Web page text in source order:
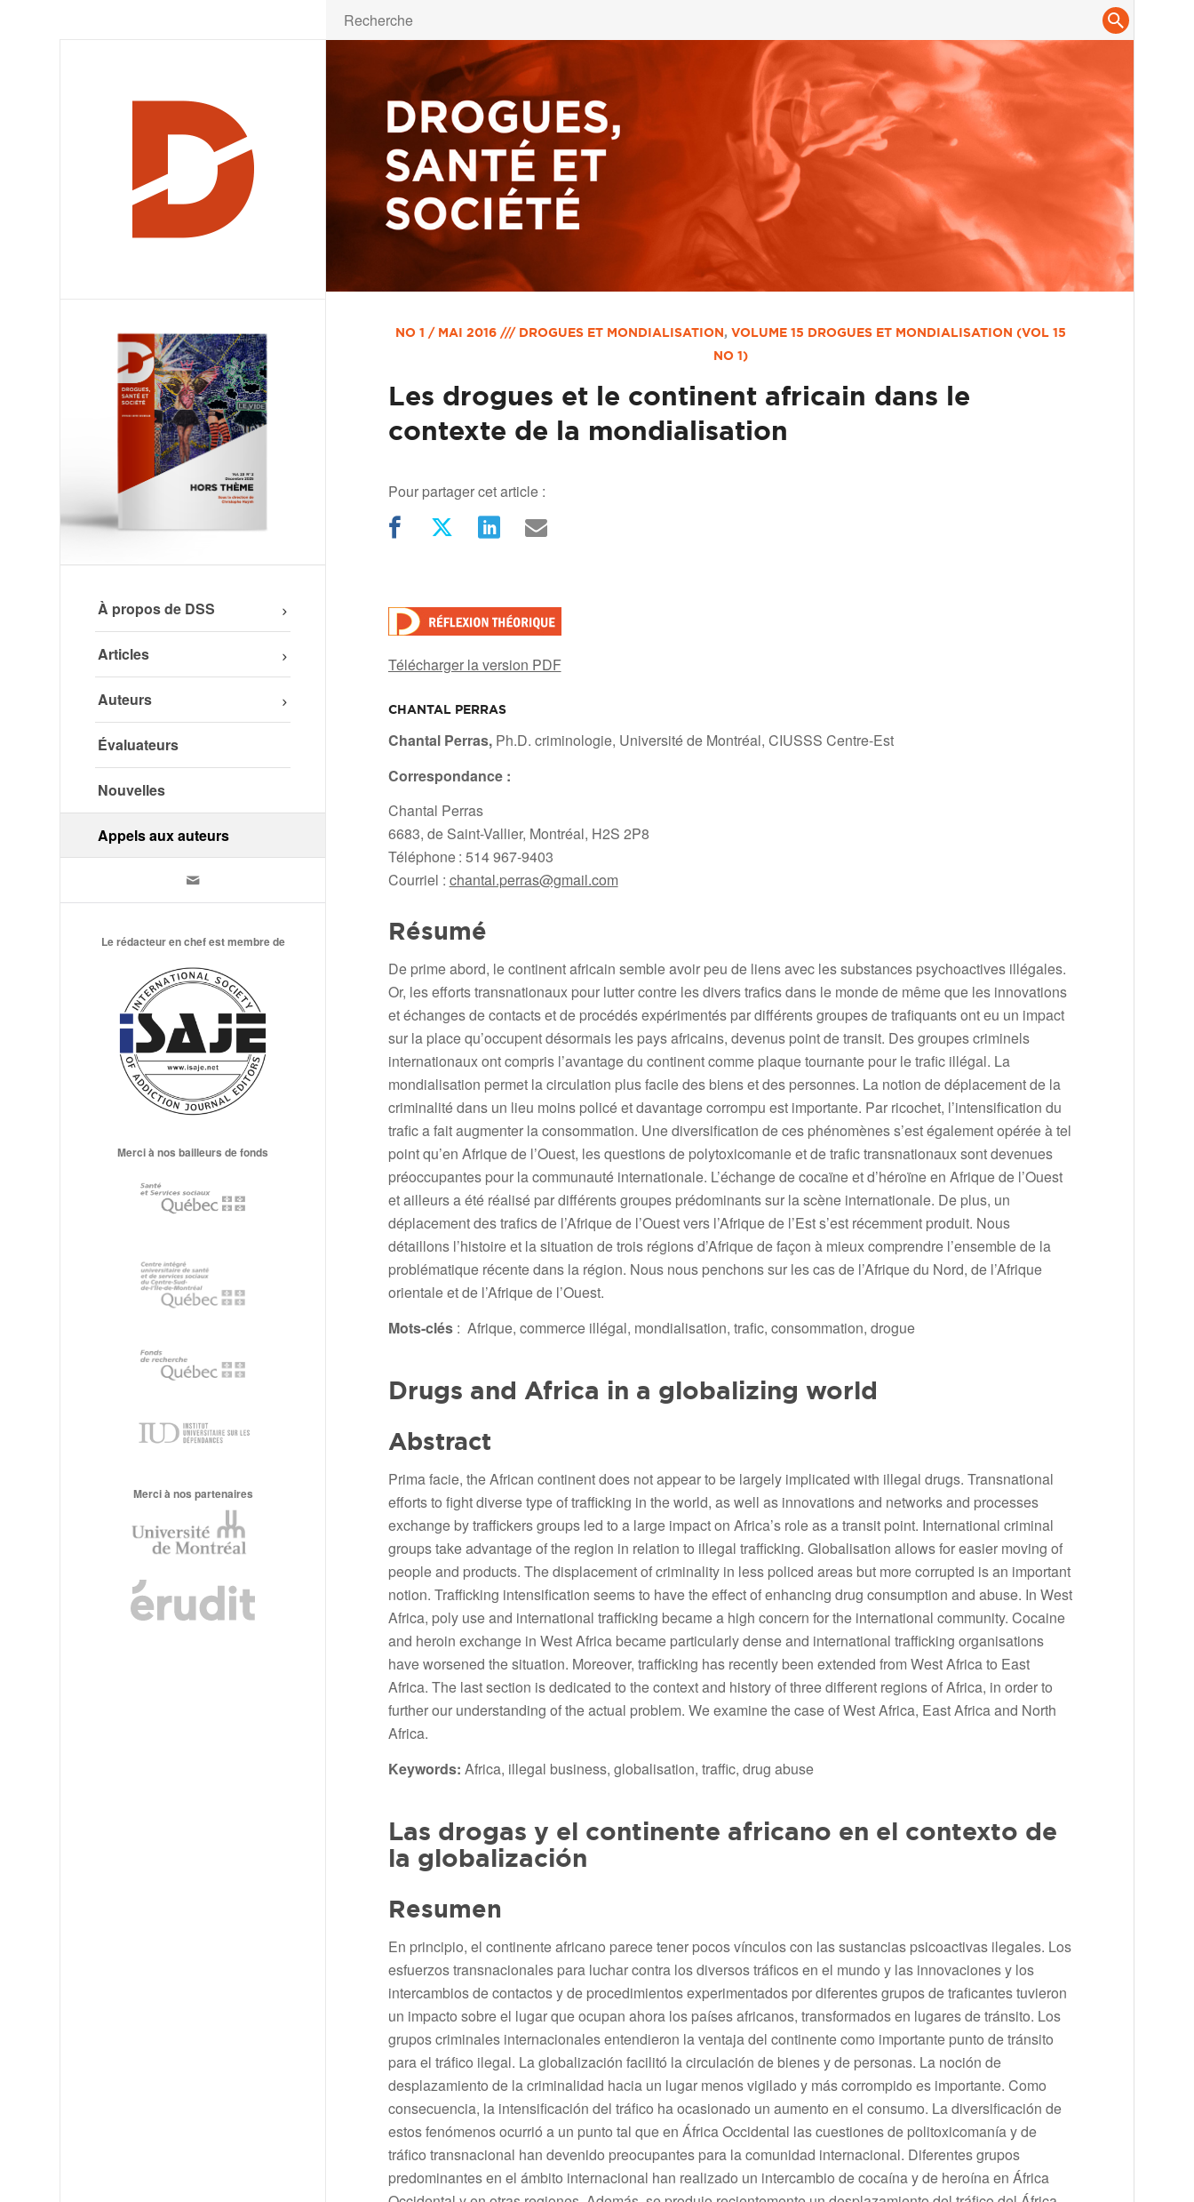
À propos de DSS
Articles
Auteurs
Évaluateurs
Nouvelles
Appels aux auteurs
Le rédacteur en chef est membre de
Merci à nos bailleurs de fonds
Merci à nos partenaires
NO 1 / MAI 2016 /// DROGUES ET MONDIALISATION, VOLUME 15 DROGUES ET MONDIALISATION (VOL 15
NO 1)
Les drogues et le continent africain dans le
contexte de la mondialisation
Pour partager cet article :
Télécharger la version PDF
CHANTAL PERRAS
Chantal Perras, Ph.D. criminologie, Université de Montréal, CIUSSS Centre-Est
Correspondance :
Chantal Perras
6683, de Saint-Vallier, Montréal, H2S 2P8
Téléphone : 514 967-9403
Courriel : chantal.perras@gmail.com
Résumé
De prime abord, le continent africain semble avoir peu de liens avec les substances psychoactives illégales.
Or, les efforts transnationaux pour lutter contre les divers trafics dans le monde de même que les innovations
et échanges de contacts et de procédés expérimentés par différents groupes de trafiquants ont eu un impact
sur la place qu’occupent désormais les pays africains, devenus point de transit. Des groupes criminels
internationaux ont compris l’avantage du continent comme plaque tournante pour le trafic illégal. La
mondialisation permet la circulation plus facile des biens et des personnes. La notion de déplacement de la
criminalité dans un lieu moins policé et davantage corrompu est importante. Par ricochet, l’intensification du
trafic a fait augmenter la consommation. Une diversification de ces phénomènes s’est également opérée à tel
point qu’en Afrique de l’Ouest, les questions de polytoxicomanie et de trafic transnationaux sont devenues
préoccupantes pour la communauté internationale. L’échange de cocaïne et d’héroïne en Afrique de l’Ouest
et ailleurs a été réalisé par différents groupes prédominants sur la scène internationale. De plus, un
déplacement des trafics de l’Afrique de l’Ouest vers l’Afrique de l’Est s’est récemment produit. Nous
détaillons l’histoire et la situation de trois régions d’Afrique de façon à mieux comprendre l’ensemble de la
problématique récente dans la région. Nous nous penchons sur les cas de l’Afrique du Nord, de l’Afrique
orientale et de l’Afrique de l’Ouest.
Mots-clés : Afrique, commerce illégal, mondialisation, trafic, consommation, drogue
Drugs and Africa in a globalizing world
Abstract
Prima facie, the African continent does not appear to be largely implicated with illegal drugs. Transnational
efforts to fight diverse type of trafficking in the world, as well as innovations and networks and processes
exchange by traffickers groups led to a large impact on Africa’s role as a transit point. International criminal
groups take advantage of the region in relation to illegal trafficking. Globalisation allows for easier moving of
people and products. The displacement of criminality in less policed areas but more corrupted is an important
notion. Trafficking intensification seems to have the effect of enhancing drug consumption and abuse. In West
Africa, poly use and international trafficking became a high concern for the international community. Cocaine
and heroin exchange in West Africa became particularly dense and international trafficking organisations
have worsened the situation. Moreover, trafficking has recently been extended from West Africa to East
Africa. The last section is dedicated to the context and history of three different regions of Africa, in order to
further our understanding of the actual problem. We examine the case of West Africa, East Africa and North
Africa.
Keywords: Africa, illegal business, globalisation, traffic, drug abuse
Las drogas y el continente africano en el contexto de
la globalización
Resumen
En principio, el continente africano parece tener pocos vínculos con las sustancias psicoactivas ilegales. Los
esfuerzos transnacionales para luchar contra los diversos tráficos en el mundo y las innovaciones y los
intercambios de contactos y de procedimientos experimentados por diferentes grupos de traficantes tuvieron
un impacto sobre el lugar que ocupan ahora los países africanos, transformados en lugares de tránsito. Los
grupos criminales internacionales entendieron la ventaja del continente como importante punto de tránsito
para el tráfico ilegal. La globalización facilitó la circulación de bienes y de personas. La noción de
desplazamiento de la criminalidad hacia un lugar menos vigilado y más corrompido es importante. Como
consecuencia, la intensificación del tráfico ha ocasionado un aumento en el consumo. La diversificación de
estos fenómenos ocurrió a un punto tal que en África Occidental las cuestiones de politoxicomanía y de
tráfico transnacional han devenido preocupantes para la comunidad internacional. Diferentes grupos
predominantes en el ámbito internacional han realizado un intercambio de cocaína y de heroína en África